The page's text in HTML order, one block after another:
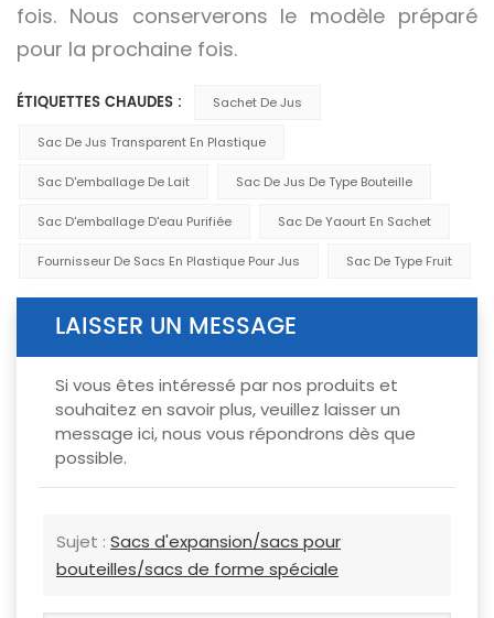
fois. Nous conserverons le modèle préparé
pour la prochaine fois.
ÉTIQUETTES CHAUDES : Sachet De Jus
Sac De Jus Transparent En Plastique
Sac D'emballage De Lait Sac De Jus De Type Bouteille
Sac D'emballage D'eau Purifiée Sac De Yaourt En Sachet
Fournisseur De Sacs En Plastique Pour Jus Sac De Type Fruit
LAISSER UN MESSAGE
Si vous êtes intéressé par nos produits et
souhaitez en savoir plus, veuillez laisser un
message ici, nous vous répondrons dès que
possible.
Sujet : Sacs d'expansion/sacs pour
bouteilles/sacs de forme spéciale